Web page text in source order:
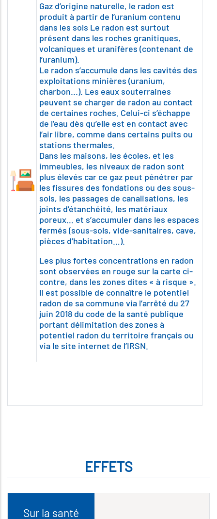
Gaz d’origine naturelle, le radon est
produit à partir de l’uranium contenu
dans les sols Le radon est surtout
présent dans les roches granitiques,
volcaniques et uranifères (contenant de
l’uranium).
Le radon s’accumule dans les cavités des
exploitations minières (uranium,
charbon...). Les eaux souterraines
peuvent se charger de radon au contact
de certaines roches. Celui-ci s’échappe
de l’eau dès qu’elle est en contact avec
l’air libre, comme dans certains puits ou
stations thermales.
Dans les maisons, les écoles, et les
immeubles, les niveaux de radon sont
plus élevés car ce gaz peut pénétrer par
les fissures des fondations ou des sous-
sols, les passages de canalisations, les
joints d’étanchéité, les matériaux
poreux… et s’accumuler dans les espaces
fermés (sous-sols, vide-sanitaires, cave,
pièces d’habitation…).
Les plus fortes concentrations en radon
sont observées en rouge sur la carte ci-
contre, dans les zones dites « à risque ».
Il est possible de connaître le potentiel
radon de sa commune via l’arrêté du 27
juin 2018 du code de la santé publique
portant délimitation des zones à
potentiel radon du territoire français ou
via le site internet de l’IRSN.
EFFETS
Sur la santé